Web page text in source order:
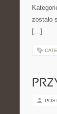
zostało
[…]